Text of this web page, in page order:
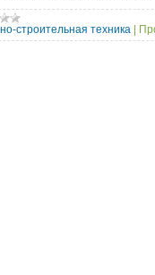
строительная техника |